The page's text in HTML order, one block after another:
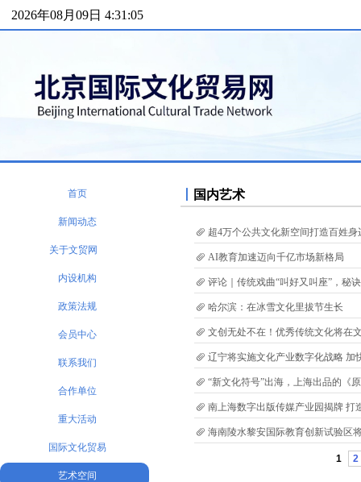
2026年08月09日 4:31:05
国内艺术
超4万个公共文化新空间打造百姓身
AI教育加速迈向千亿市场新格局
评论｜传统戏曲“叫好又叫座”，秘
哈尔滨：在冰雪文化里拔节生长
文创无处不在！优秀传统文化将在
辽宁将实施文化产业数字化战略 加
“新文化符号”出海，上海出品的《
南上海数字出版传媒产业园揭牌 打
海南陵水黎安国际教育创新试验区
1 2
首页
新闻动态
关于文贸网
内设机构
政策法规
会员中心
联系我们
合作单位
重大活动
国际文化贸易
艺术空间